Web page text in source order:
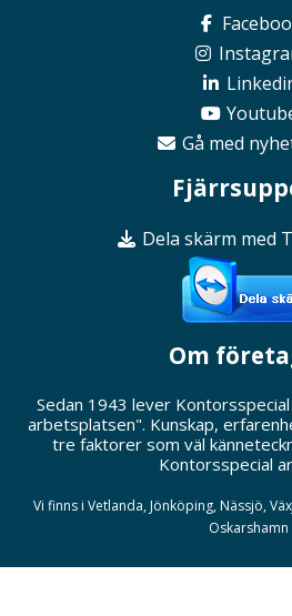
Gå med
Dela skärm med
Om
Sedan 1943 lever
arbetsplatsen". Kunskap,
tre faktorer som väl
Kontorsspecial
Vi finns i Vetlanda, Jönköping, Nässjö,
Oskarshamn